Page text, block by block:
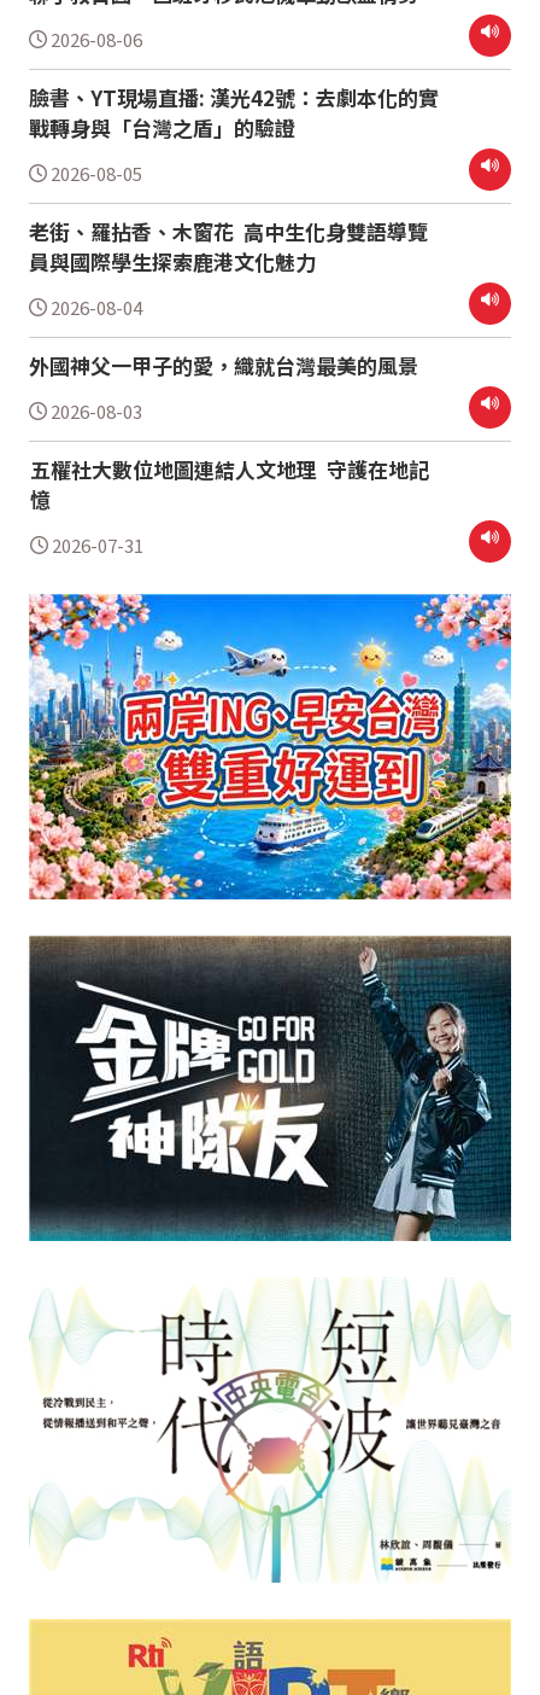
2026-08-06
臉書、YT現場直播: 漢光42號：去劇本化的實
戰轉身與「台灣之盾」的驗證
2026-08-05
老街、羅拈香、木窗花 高中生化身雙語導覽
員與國際學生探索鹿港文化魅力
2026-08-04
外國神父一甲子的愛，織就台灣最美的風景
2026-08-03
五權社大數位地圖連結人文地理 守護在地記
憶
2026-07-31